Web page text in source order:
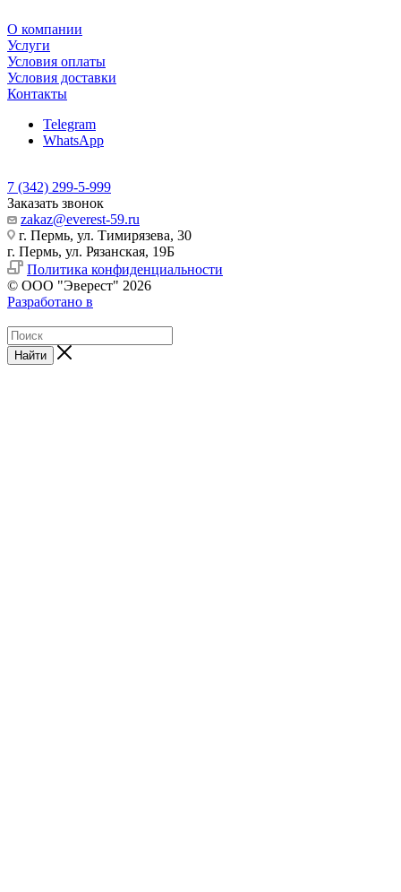
О компании
Услуги
Условия оплаты
Условия доставки
Контакты
Telegram
WhatsApp
7 (342) 299-5-999
Заказать звонок
zakaz@everest-59.ru
г. Пермь, ул. Тимирязева, 30
г. Пермь, ул. Рязанская, 19Б
Политика конфиденциальности
© ООО "Эверест" 2026
Разработано в
Найти